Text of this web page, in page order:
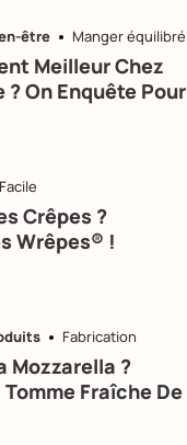
être Manger équilibré
Meilleur Chez
? On Enquête Pour
Crêpes ?
Wrêpes® !
Fabrication
Mozzarella ?
Fraîche De